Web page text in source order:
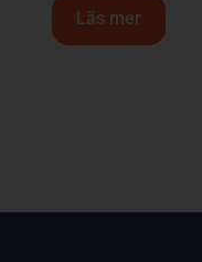
Läs mer